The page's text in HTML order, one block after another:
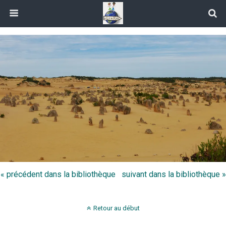
« précédent dans la bibliothèque suivant dans la bibliothèque »
Retour au début